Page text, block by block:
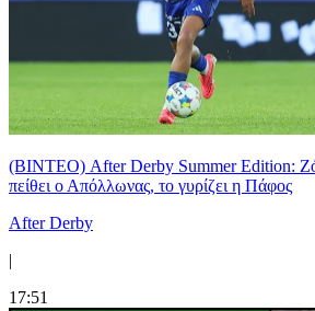
(ΒΙΝΤΕΟ) After Derby Summer Edition:
πείθει ο Απόλλωνας, το γυρίζει η Πάφος
After Derby
|
17:51